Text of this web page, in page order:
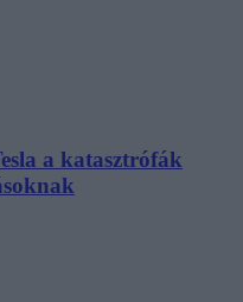
a katasztrófák